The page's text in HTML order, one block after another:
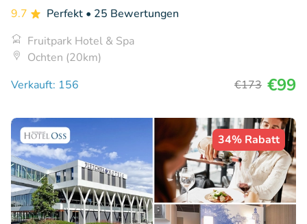
9.7 Perfekt • 25 Bewertungen
Fruitpark Hotel & Spa
Ochten (20km)
Verkauft: 156
€173 €99
34% Rabatt